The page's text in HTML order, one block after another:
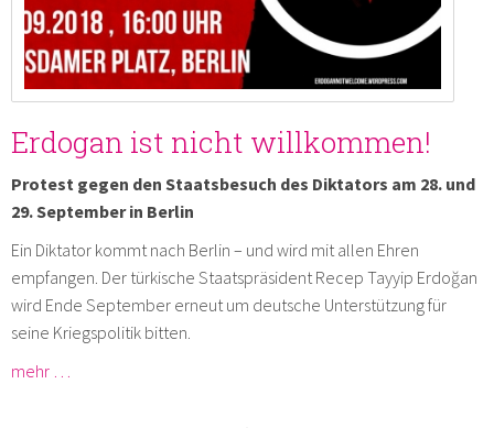
Erdogan ist nicht willkommen!
Protest gegen den Staatsbesuch des Diktators am 28. und
29. September in Berlin
Ein Diktator kommt nach Berlin – und wird mit allen Ehren
empfangen. Der türkische Staatspräsident Recep Tayyip Erdoğan
wird Ende September erneut um deutsche Unterstützung für
seine Kriegspolitik bitten.
mehr …